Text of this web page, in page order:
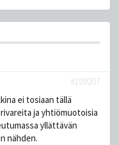
#109207
ei tosiaan tällä
ja yhtiömuotoisia
yllättävän
nähden.